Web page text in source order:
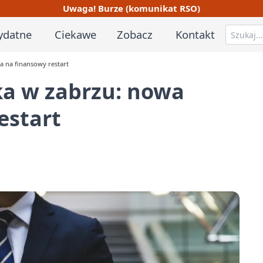
Uwaga! Burze (komunikat RSO)
Ciekawe Zobacz Kontakt
na finansowy restart
w zabrzu: nowa